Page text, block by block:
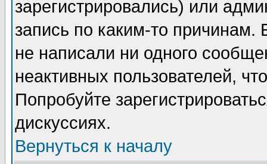
зарегистрировались) или
запись по каким-то
не написали ни одного
неактивных пользователей,
Попробуйте
дискуссиях.
Вернуться к началу